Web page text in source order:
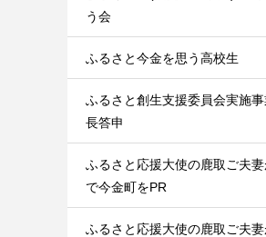
う会
ふるさと今金を思う高校生
ふるさと創生支援委員会実施
長答申
ふるさと応援大使の鹿取ご夫
で今金町をPR
ふるさと応援大使の鹿取ご夫